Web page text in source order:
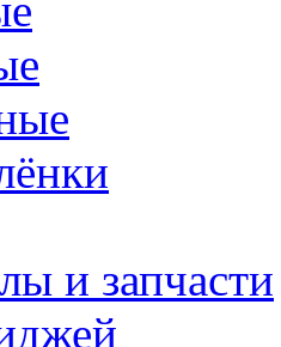
и запчасти